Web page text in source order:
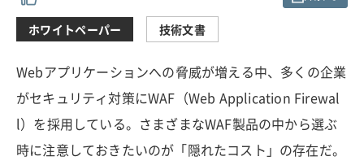
ホワイトペーパー 技術文書
Webアプリケーションへの脅威が増える中、多くの企業
がセキュリティ対策にWAF（Web Application Firewal
l）を採用している。さまざまなWAF製品の中から選ぶ
時に注意しておきたいのが「隠れたコスト」の存在だ。